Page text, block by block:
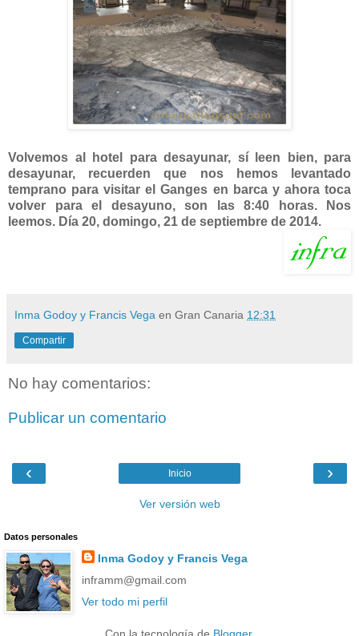
Volvemos al hotel para desayunar, sí leen bien, para
desayunar, recuerden que nos hemos levantado
temprano para visitar el Ganges en barca y ahora toca
volver para el desayuno, son las 8:40 horas. Nos
leemos. Día 20, domingo, 21 de septiembre de 2014.
Inma Godoy y Francis Vega en Gran Canaria 12:31
Compartir
No hay comentarios:
Publicar un comentario
‹ ›
Inicio
Ver versión web
Datos personales
Inma Godoy y Francis Vega
inframm@gmail.com
Ver todo mi perfil